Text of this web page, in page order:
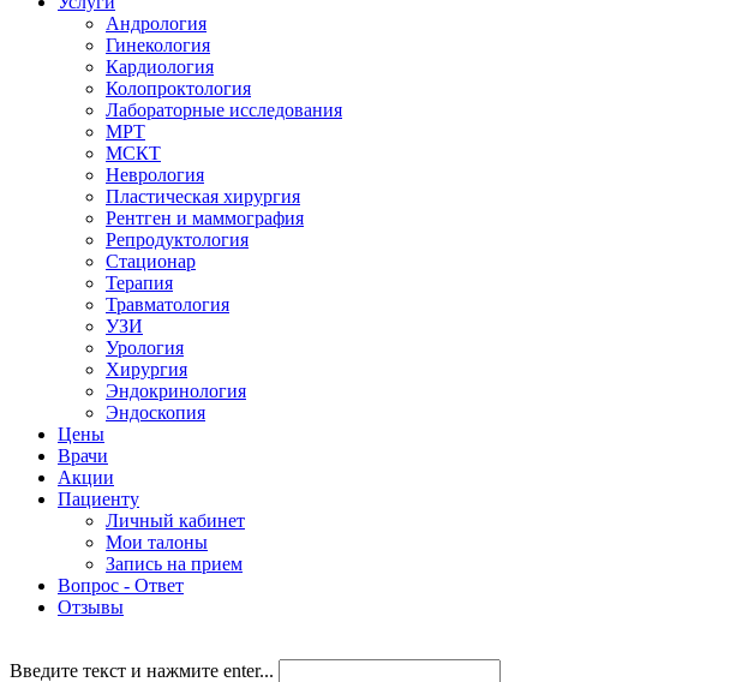
Андрология
Гинекология
Кардиология
Колопроктология
Лабораторные исследования
МРТ
МСКТ
Неврология
Пластическая хирургия
Рентген и маммография
Репродуктология
Стационар
Терапия
Травматология
УЗИ
Урология
Хирургия
Эндокринология
Эндоскопия
Цены
Врачи
Акции
Пациенту
Личный кабинет
Мои талоны
Запись на прием
Вопрос - Ответ
Отзывы
Введите текст и нажмите enter...